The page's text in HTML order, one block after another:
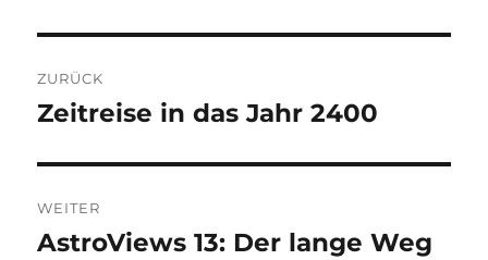
ZURÜCK
Vorheriger
Zeitreise in das Jahr 2400
WEITER
Nächster
AstroViews 13: Der lange Weg